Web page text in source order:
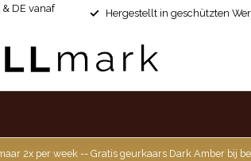
DE vanaf
Hergestellt in geschützten
2x per week -- Gratis geurkaars Dark Amber bij